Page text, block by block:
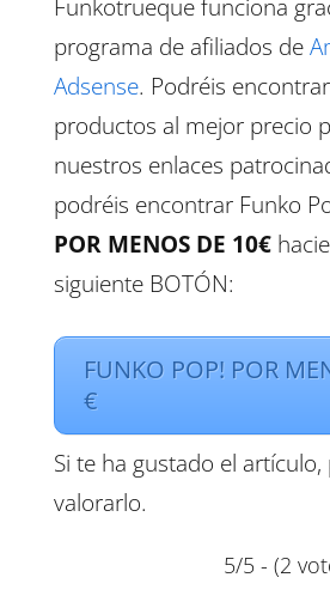
Funkotrueque funciona
programa de afiliados de
Adsense. Podréis
productos al mejor precio
nuestros enlaces
podréis encontrar Funko
POR MENOS DE 10€
siguiente BOTÓN:
FUNKO POP! POR
€
Si te ha gustado el artículo,
valorarlo.
5/5 - (2